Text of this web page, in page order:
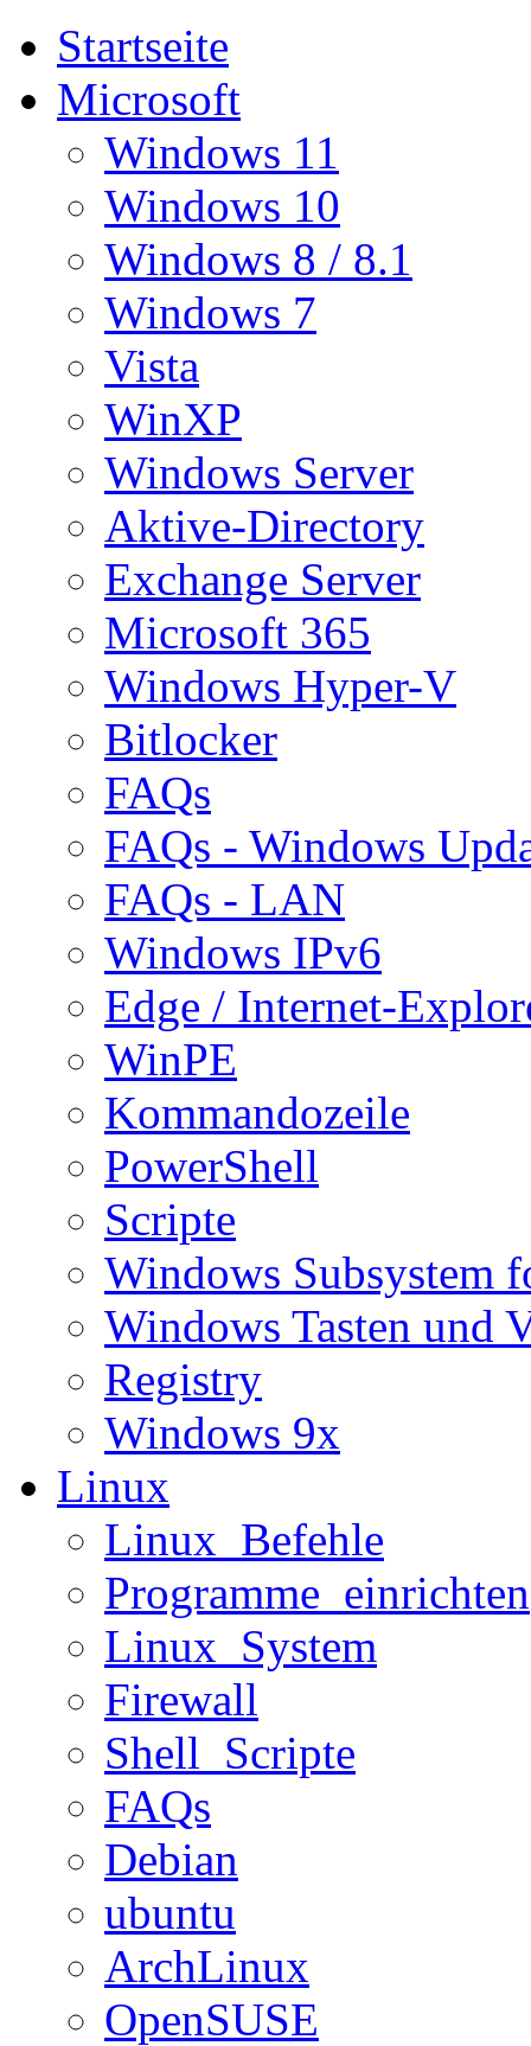
Startseite
Microsoft
Windows 11
Windows 10
Windows 8 / 8.1
Windows 7
Vista
WinXP
Windows Server
Aktive-Directory
Exchange Server
Microsoft 365
Windows Hyper-V
Bitlocker
FAQs
FAQs - Windows
FAQs - LAN
Windows IPv6
Edge / Internet-
WinPE
Kommandozeile
PowerShell
Scripte
Windows Subsystem
Windows Tasten und
Registry
Windows 9x
Linux
Linux_Befehle
Programme_einrichten
Linux_System
Firewall
Shell_Scripte
FAQs
Debian
ubuntu
ArchLinux
OpenSUSE